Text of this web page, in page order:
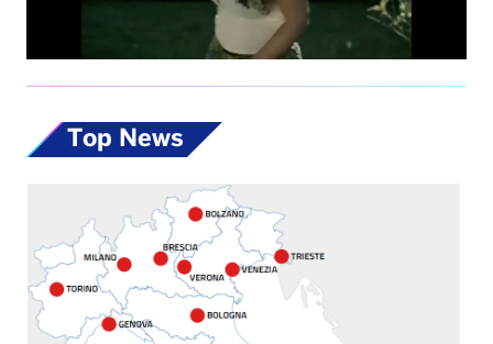
Top News